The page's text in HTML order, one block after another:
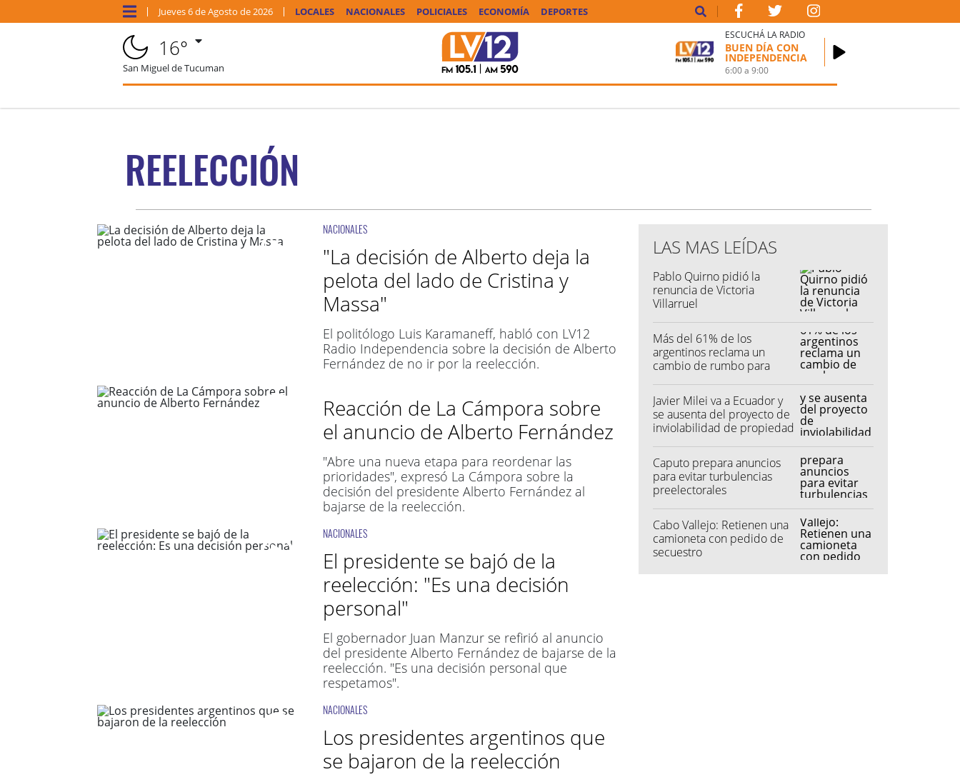
Jueves6 deAgosto de 2026 LOCALES NACIONALES POLICIALES ECONOMÍA DEPORTES
16°
San Miguel de Tucuman
ESCUCHÁ LA RADIO
BUEN DÍA CON
INDEPENDENCIA
6:00a9:00
REELECCIÓN
NACIONALES
"La decisión de Alberto deja la
pelota del lado de Cristina y
Massa"
El politólogo Luis Karamaneff, habló con LV12
Radio Independencia sobre la decisión de Alberto
Fernández de no ir por la reelección.
Reacción de La Cámpora sobre
el anuncio de Alberto Fernández
"Abre una nueva etapa para reordenar las
prioridades", expresó La Cámpora sobre la
decisión del presidente Alberto Fernández al
bajarse de la reelección.
NACIONALES
El presidente se bajó de la
reelección: "Es una decisión
personal"
El gobernador Juan Manzur se refirió al anuncio
del presidente Alberto Fernández de bajarse de la
reelección. "Es una decisión personal que
respetamos".
NACIONALES
Los presidentes argentinos que
se bajaron de la reelección
LAS MAS LEÍDAS
Pablo Quirno pidió la
renuncia de Victoria
Villarruel
Más del 61% de los
argentinos reclama un
cambio de rumbo para
Javier Milei va a Ecuador y
se ausenta del proyecto de
inviolabilidad de propiedad
Caputo prepara anuncios
para evitar turbulencias
preelectorales
Cabo Vallejo: Retienen una
camioneta con pedido de
secuestro